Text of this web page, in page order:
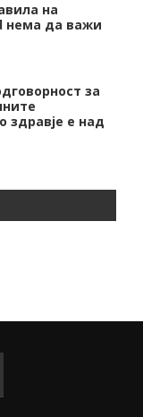
на
нема да важи
за
здравје е над